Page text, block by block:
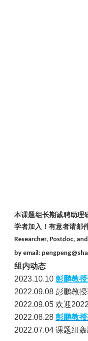
本课题组长期诚聘助理
学者加入！有意者请邮
Researcher, Postdoc,
by email:
组内动态
2023.10.10 彭鹏教
2022.09.08 彭鹏教
2022.09.05 欢迎
2022.08.28 彭鹏教
2022.07.04 课题组轰